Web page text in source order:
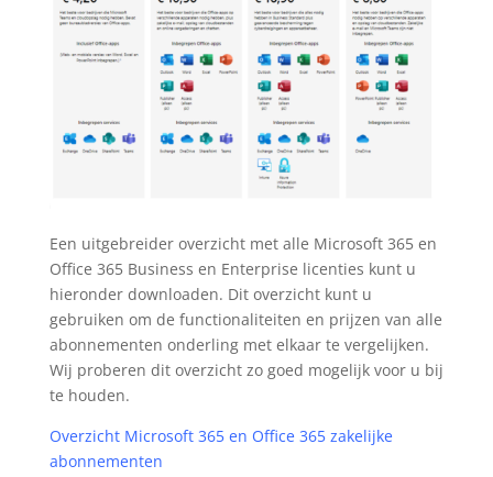
Een uitgebreider overzicht met alle Microsoft 365 en
Office 365 Business en Enterprise licenties kunt u
hieronder downloaden. Dit overzicht kunt u
gebruiken om de functionaliteiten en prijzen van alle
abonnementen onderling met elkaar te vergelijken.
Wij proberen dit overzicht zo goed mogelijk voor u bij
te houden.
Overzicht Microsoft 365 en Office 365 zakelijke
abonnementen